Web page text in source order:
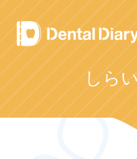
Skip
to
content
しら